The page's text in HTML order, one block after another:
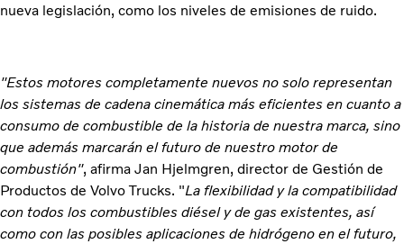
nueva legislación, como los niveles de emisiones de ruido.
"Estos motores completamente nuevos no solo representan
los sistemas de cadena cinemática más eficientes en cuanto a
consumo de combustible de la historia de nuestra marca, sino
que además marcarán el futuro de nuestro motor de
combustión", afirma Jan Hjelmgren, director de Gestión de
Productos de Volvo Trucks. "La flexibilidad y la compatibilidad
con todos los combustibles diésel y de gas existentes, así
como con las posibles aplicaciones de hidrógeno en el futuro,